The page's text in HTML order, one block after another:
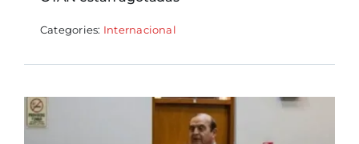
Categories: Internacional